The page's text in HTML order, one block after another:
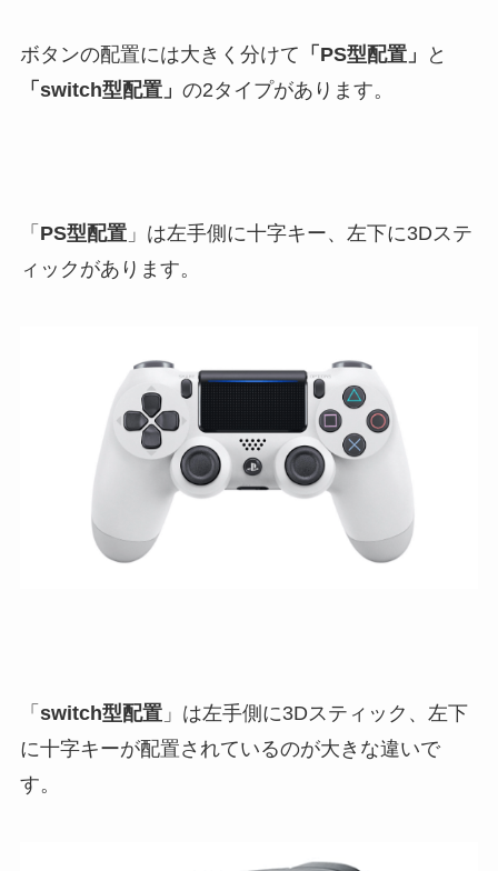
ボタンの配置には大きく分けて 「PS型配置」
と
「switch型配置」 の2タイプがあります。
「 PS型配置」は左手側に十字キー、左下に3Dステ
ィックがあります。
「 switch型配置」は左手側に3Dスティック、左下
に十字キーが配置されているのが大きな違いで
す。